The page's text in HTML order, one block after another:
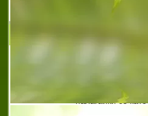
Пирин Текс Трейдинг ЕООД
на
конфекция.
налагайки се